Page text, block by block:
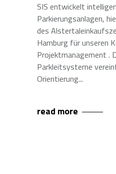
SIS entwickelt
Parkierungsanlagen,
des
Hamburg für unseren
Projektmanagement .
Parkleitsysteme
Orientierung
read more